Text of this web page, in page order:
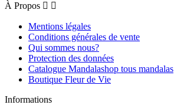
À Propos  
Mentions légales
Conditions générales de vente
Qui sommes nous?
Protection des données
Catalogue Mandalashop tous mandalas
Boutique Fleur de Vie
Informations